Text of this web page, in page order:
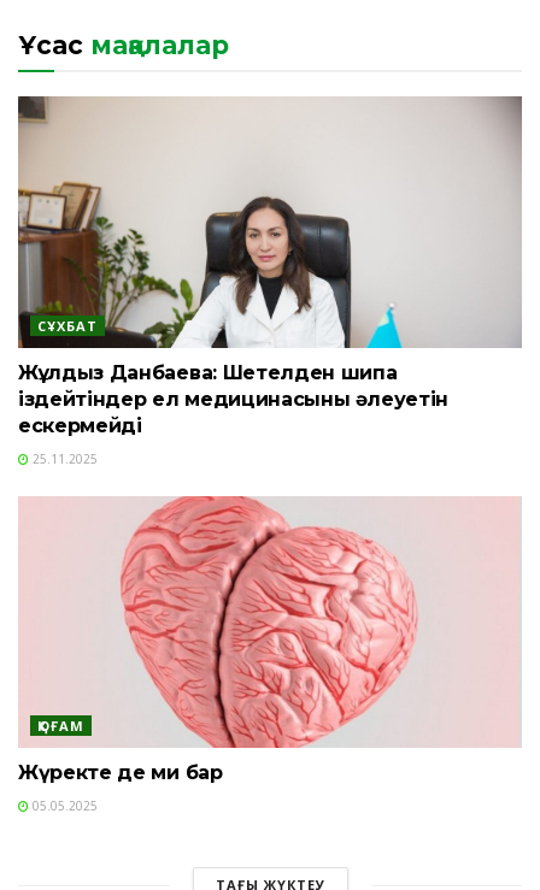
Ұқсас мақалалар
СҰХБАТ
Жұлдыз Данбаева: Шетелден шипа
іздейтіндер ел медицинасының әлеуетін
ескермейді
25.11.2025
ҚОҒАМ
Жүректе де ми бар
05.05.2025
ТАҒЫ ЖҮКТЕУ